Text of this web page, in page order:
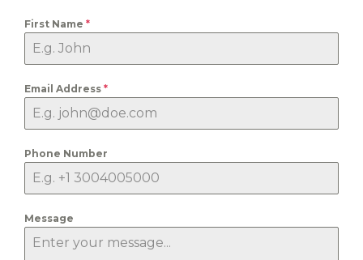
First Name *
Email Address *
Phone Number
Message